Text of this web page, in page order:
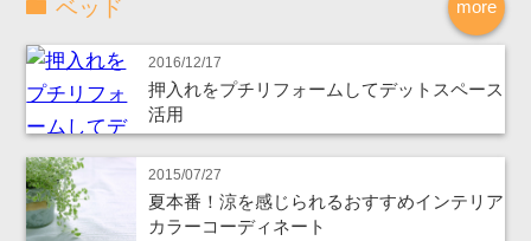
more
ベッド
2016/12/17
押入れをプチリフォームしてデットスペース
活用
2015/07/27
夏本番！涼を感じられるおすすめインテリア
カラーコーディネート